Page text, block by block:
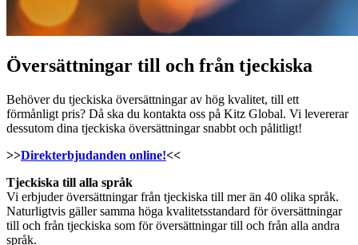
Översättningar till och från tjeckiska
Behöver du tjeckiska översättningar av hög kvalitet, till ett
förmånligt pris? Då ska du kontakta oss på Kitz Global. Vi levererar
dessutom dina tjeckiska översättningar snabbt och pålitligt!
>>Direkterbjudanden online!<<
Tjeckiska till alla språk
Vi erbjuder översättningar från tjeckiska till mer än 40 olika språk.
Naturligtvis gäller samma höga kvalitetsstandard för översättningar
till och från tjeckiska som för översättningar till och från alla andra
språk.